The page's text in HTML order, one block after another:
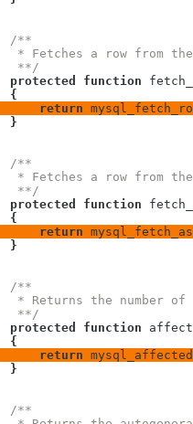
/**
Fetches a row from the
protected function
{
return
}
/**
Fetches a row from the
protected function
{
return
}
/**
Returns the number of
protected function
{
return
}
/**